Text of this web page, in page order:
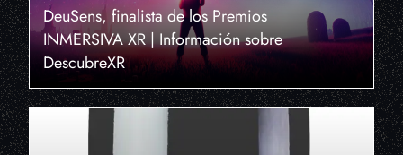
DeuSens, finalista de los Premios
INMERSIVA XR | Información sobre
DescubreXR